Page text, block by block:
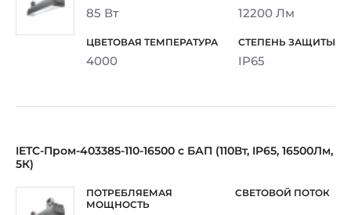
85 Вт 12200 Лм
4000 IP65
IETC-Пром-403385-110-16500 с БАП (110Вт, IP65, 16500Лм,
5К)